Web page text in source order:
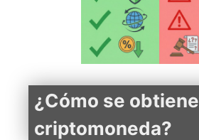
¿Cómo se obtiene
criptomoneda?